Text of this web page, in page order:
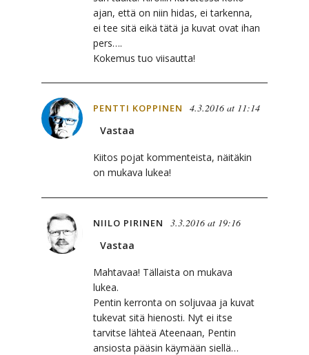
ajan, että on niin hidas, ei tarkenna,
ei tee sitä eikä tätä ja kuvat ovat ihan
pers….
Kokemus tuo viisautta!
PENTTI KOPPINEN
4.3.2016 at 11:14
Vastaa
Kiitos pojat kommenteista, näitäkin
on mukava lukea!
NIILO PIRINEN
3.3.2016 at 19:16
Vastaa
Mahtavaa! Tällaista on mukava
lukea.
Pentin kerronta on soljuvaa ja kuvat
tukevat sitä hienosti. Nyt ei itse
tarvitse lähteä Ateenaan, Pentin
ansiosta pääsin käymään siellä…